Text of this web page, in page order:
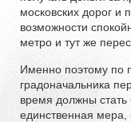
московских дорог и
возможности
метро и тут же
Именно поэтому по
градоначальника
время должны
единственная мера,